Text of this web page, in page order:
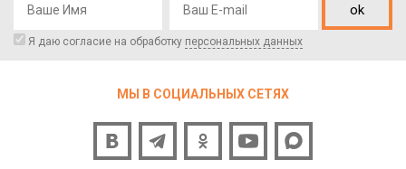
ok
Я даю согласие на обработку персональных данных
МЫ В СОЦИАЛЬНЫХ СЕТЯХ